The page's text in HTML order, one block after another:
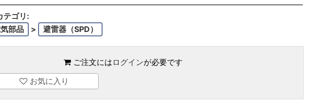
テゴリ:
部品
> 避雷器（SPD）
ご注文には ログインが必要です
お気に入り